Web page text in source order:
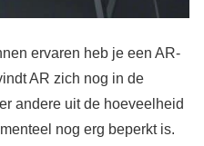
ervaren heb je een AR-
AR zich nog in de
andere uit de hoeveelheid
nog erg beperkt is.